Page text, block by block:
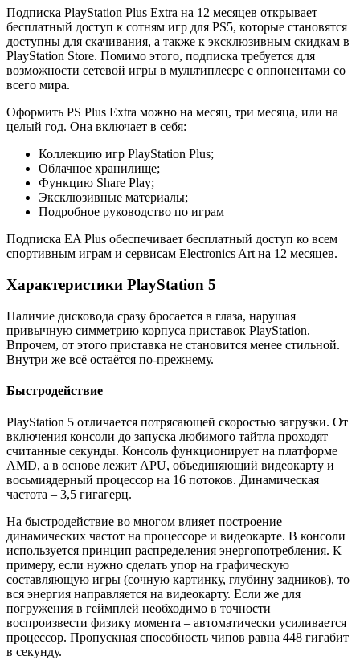
Подписка PlayStation Plus Extra на 12 месяцев открывает
бесплатный доступ к сотням игр для PS5, которые становятся
доступны для скачивания, а также к эксклюзивным скидкам в
PlayStation Store. Помимо этого, подписка требуется для
возможности сетевой игры в мультиплеере с оппонентами со
всего мира.
Оформить PS Plus Extra можно на месяц, три месяца, или на
целый год. Она включает в себя:
Коллекцию игр PlayStation Plus;
Облачное хранилище;
Функцию Share Play;
Эксклюзивные материалы;
Подробное руководство по играм
Подписка EA Plus обеспечивает бесплатный доступ ко всем
спортивным играм и сервисам Electronics Art на 12 месяцев.
Характеристики PlayStation 5
Наличие дисковода сразу бросается в глаза, нарушая
привычную симметрию корпуса приставок PlayStation.
Впрочем, от этого приставка не становится менее стильной.
Внутри же всё остаётся по-прежнему.
Быстродействие
PlayStation 5 отличается потрясающей скоростью загрузки. От
включения консоли до запуска любимого тайтла проходят
считанные секунды. Консоль функционирует на платформе
AMD, а в основе лежит APU, объединяющий видеокарту и
восьмиядерный процессор на 16 потоков. Динамическая
частота – 3,5 гигагерц.
На быстродействие во многом влияет построение
динамических частот на процессоре и видеокарте. В консоли
используется принцип распределения энергопотребления. К
примеру, если нужно сделать упор на графическую
составляющую игры (сочную картинку, глубину задников), то
вся энергия направляется на видеокарту. Если же для
погружения в геймплей необходимо в точности
воспроизвести физику момента – автоматически усиливается
процессор. Пропускная способность чипов равна 448 гигабит
в секунду.